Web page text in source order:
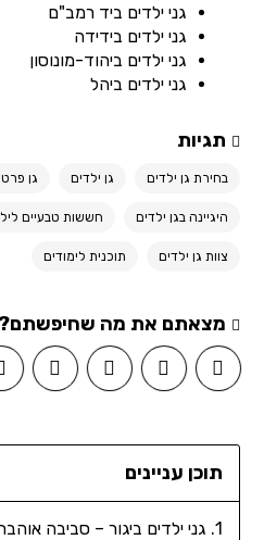
גני ילדים ביד רמב"ם
גני ילדים בידידה
גני ילדים ביהוד-מונוסון
גני ילדים ביהל
תגיות
בחירת גן ילדים גן ילדים גן
היגיינה בגן ילדים חששות טבעיים
צוות גן ילדים תוכנית לימודים
מצאתם את מה שחיפשתם?
תוכן עניינים
גני ילדים ביגור – סביבה